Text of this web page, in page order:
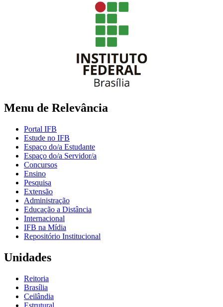
Menu de Relevância
Portal IFB
Estude no IFB
Espaço do/a Estudante
Espaço do/a Servidor/a
Concursos
Ensino
Pesquisa
Extensão
Administração
Educação a Distância
Internacional
IFB na Mídia
Repositório Institucional
Unidades
Reitoria
Brasília
Ceilândia
Estrutural